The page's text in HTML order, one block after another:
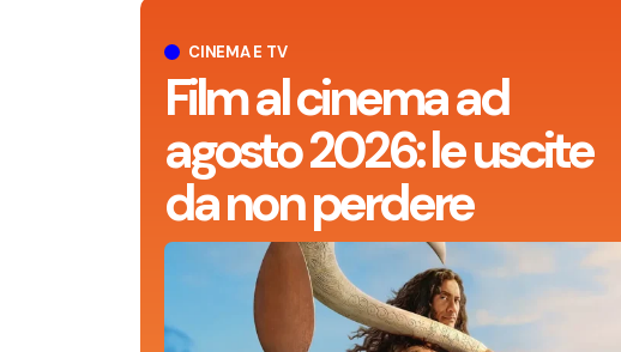
CINEMA E TV
Film al cinema ad
agosto 2026: le uscite
da non perdere